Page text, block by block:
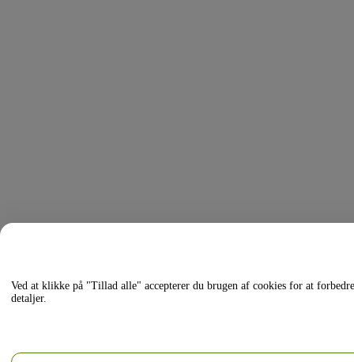
Ved at klikke på "Tillad alle" accepterer du brugen af cookies for at
detaljer.